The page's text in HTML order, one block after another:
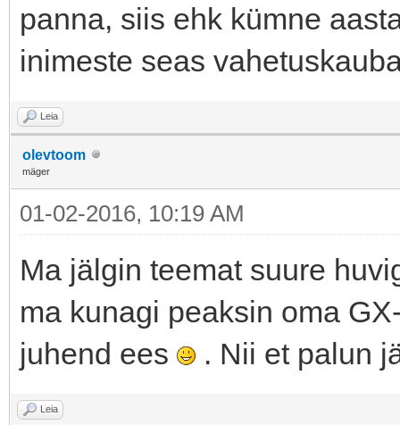
panna, siis ehk kümne
inimeste seas
Leia
olevtoom
mäger
01-02-2016, 10:19 AM
Ma jälgin teemat suure
ma kunagi peaksin oma
juhend ees
. Nii et palun
Leia